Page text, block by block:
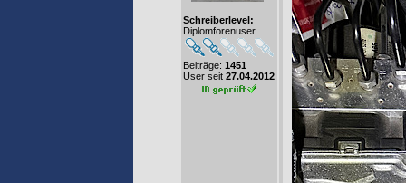
Schreiberlevel:
Diplomforenuser
Beiträge: 1451
User seit 27.04.2012